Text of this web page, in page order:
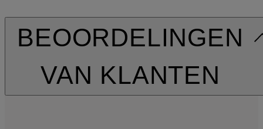
BEOORDELINGEN
VAN KLANTEN